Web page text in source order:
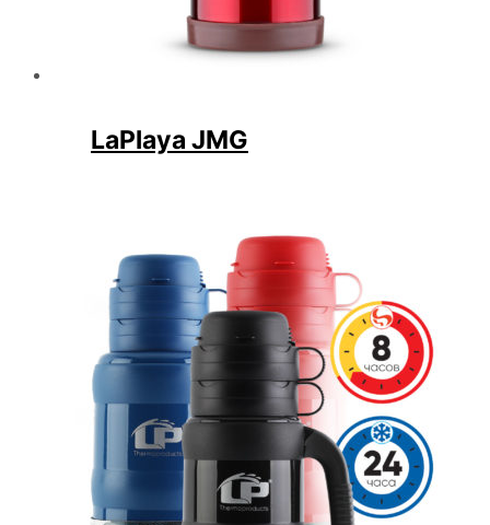
LaPlaya JMG